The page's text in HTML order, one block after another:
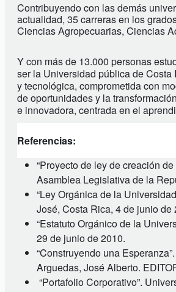
Contribuyendo con las demás
actualidad, 35 carreras en los
Ciencias Agropecuarias, Ciencias
Y con más de 13.000 personas
ser la Universidad pública de
y tecnológica, comprometida con
de oportunidades y la
e innovadora, centrada en el
Referencias:
“Proyecto de ley de creación
Asamblea Legislativa de la
“Ley Orgánica de la
José, Costa Rica, 4 de junio de
“Estatuto Orgánico de la
29 de junio de 2010.
“Construyendo una
Arguedas, José Alberto.
“Portafolio Corporativo”.